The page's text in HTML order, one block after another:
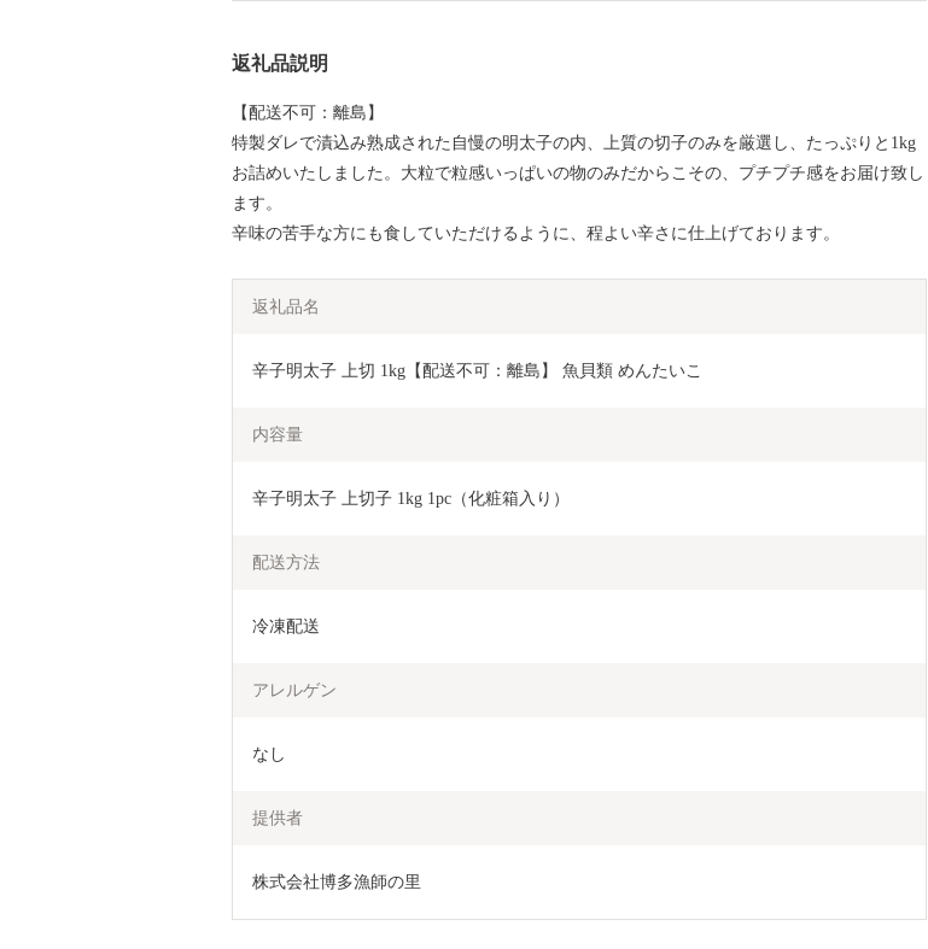
返礼品説明
【配送不可：離島】
特製ダレで漬込み熟成された自慢の明太子の内、上質の切子のみを厳選し、たっぷりと1kg
お詰めいたしました。大粒で粒感いっぱいの物のみだからこその、プチプチ感をお届け致し
ます。
辛味の苦手な方にも食していただけるように、程よい辛さに仕上げております。
返礼品名
辛子明太子 上切 1kg【配送不可：離島】 魚貝類 めんたいこ
内容量
辛子明太子 上切子 1kg 1pc（化粧箱入り）
配送方法
冷凍配送
アレルゲン
なし
提供者
株式会社博多漁師の里